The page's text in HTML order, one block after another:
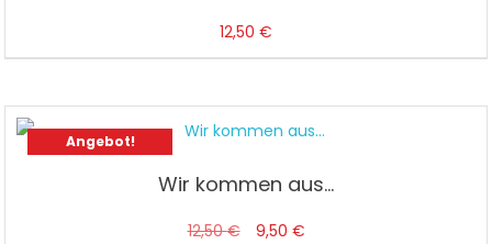
12,50 €
Angebot!
Wir kommen aus…
12,50€
Ursprünglicher
9,50 €Aktueller